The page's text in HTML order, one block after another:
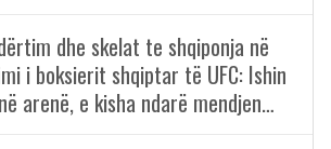
dhe skelat te shqiponja në
i boksierit shqiptar të UFC: Ishin
arenë, e kisha ndarë mendjen…